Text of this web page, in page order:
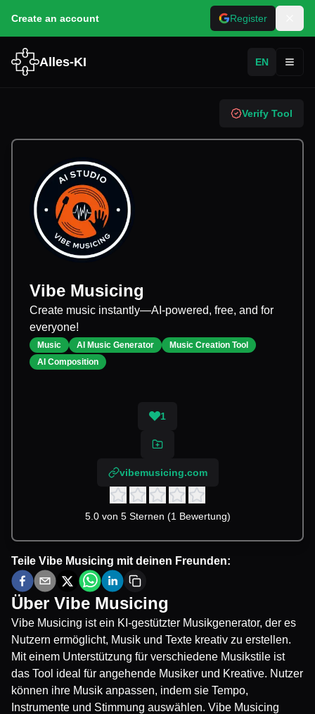
Create an account Register
Alles-KI EN
Verify Tool
Vibe Musicing
Create music instantly—AI-powered, free, and for
everyone!
Music AI Music Generator
Music Creation Tool
AI Composition
1
vibemusicing.com
5.0 von 5 Sternen (1 Bewertung)
Teile Vibe Musicing mit deinen Freunden:
Über Vibe Musicing
Vibe Musicing ist ein KI-gestützter Musikgenerator, der es
Nutzern ermöglicht, Musik und Texte kreativ zu erstellen.
Mit einem Unterstützung für verschiedene Musikstile ist
das Tool ideal für angehende Musiker und Kreative. Nutzer
können ihre Musik anpassen, indem sie Tempo,
Instrumente und Stimmung auswählen. Vibe Musicing